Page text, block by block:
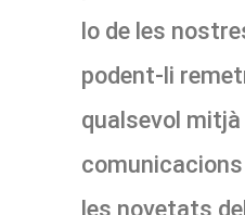
lo de les
podent-li
qualsevol
les novetats